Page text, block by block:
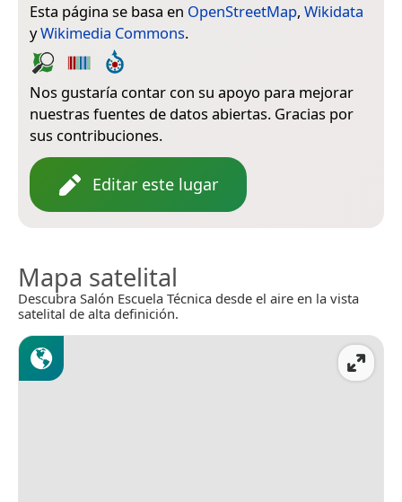
Esta página se basa en OpenStreetMap, Wikidata
yWikimedia Commons.
Nos gustaría contar con su apoyo para mejorar
nuestras fuentes de datos abiertas. Gracias por
sus contribuciones.
Editar este lugar
Mapa satelital
Descubra Salón Escuela Técnica desde el aire en la vista
satelital de alta definición.